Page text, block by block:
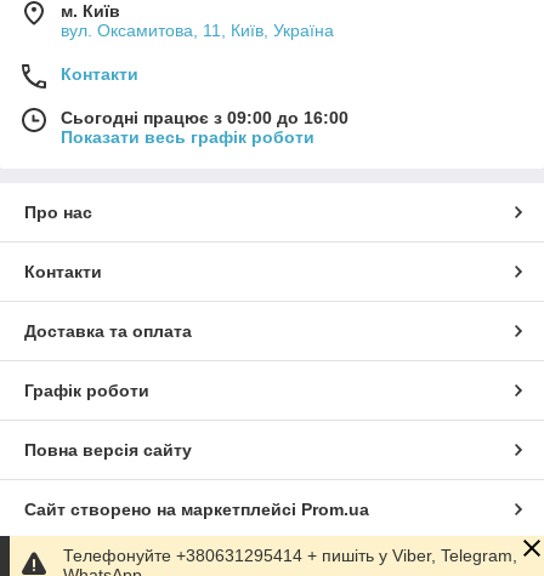
м. Київ
вул. Оксамитова, 11, Київ, Україна
Контакти
Сьогодні працює з 09:00 до 16:00
Показати весь графік роботи
Про нас
Контакти
Доставка та оплата
Графік роботи
Повна версія сайту
Сайт створено на маркетплейсі Prom.ua
Політика конфіденційності
Телефонуйте +380631295414 + пишіть у Viber, Telegram,